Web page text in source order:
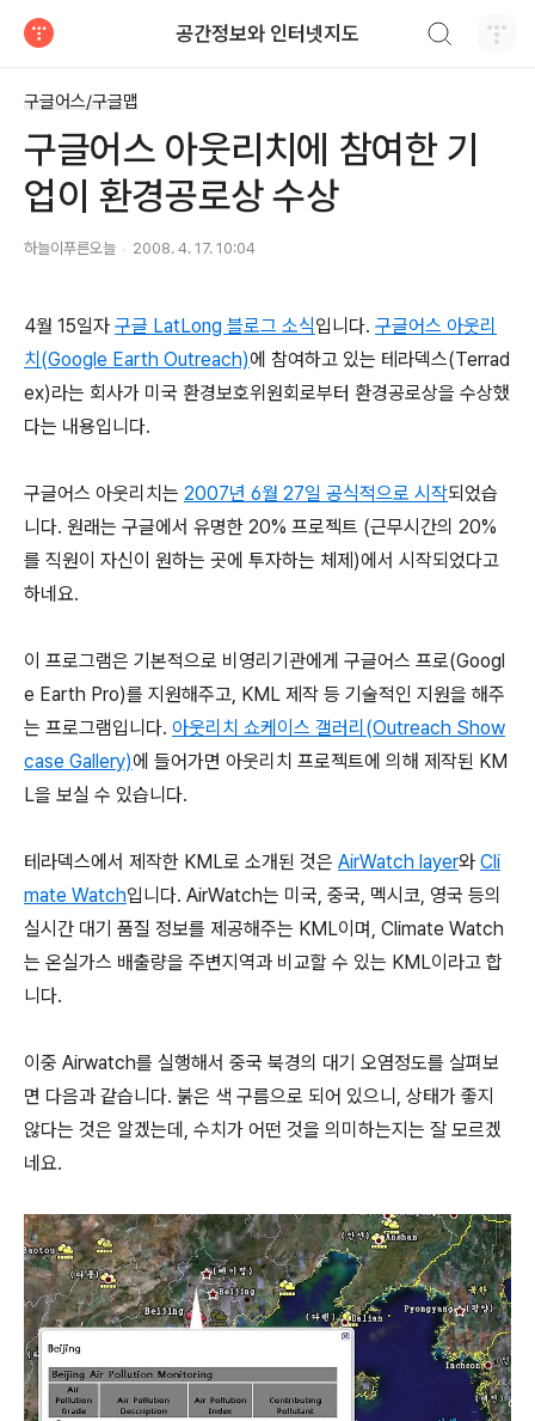
공간정보와 인터넷지도
구글어스/구글맵
구글어스 아웃리치에 참여한 기
업이 환경공로상 수상
하늘이푸른오늘 2008. 4. 17. 10:04
4월 15일자 구글 LatLong 블로그 소식입니다. 구글어스 아웃리
치(Google Earth Outreach)에 참여하고 있는 테라덱스(Terrad
ex)라는 회사가 미국 환경보호위원회로부터 환경공로상을 수상했
다는 내용입니다.
구글어스 아웃리치는 2007년 6월 27일 공식적으로 시작되었습
니다. 원래는 구글에서 유명한 20% 프로젝트 (근무시간의 20%
를 직원이 자신이 원하는 곳에 투자하는 체제)에서 시작되었다고
하네요.
이 프로그램은 기본적으로 비영리기관에게 구글어스 프로(Googl
e Earth Pro)를 지원해주고, KML 제작 등 기술적인 지원을 해주
는 프로그램입니다. 아웃리치 쇼케이스 갤러리(Outreach Show
case Gallery)에 들어가면 아웃리치 프로젝트에 의해 제작된 KM
L을 보실 수 있습니다.
테라덱스에서 제작한 KML로 소개된 것은 AirWatch layer와 Cli
mate Watch입니다. AirWatch는 미국, 중국, 멕시코, 영국 등의
실시간 대기 품질 정보를 제공해주는 KML이며, Climate Watch
는 온실가스 배출량을 주변지역과 비교할 수 있는 KML이라고 합
니다.
이중 Airwatch를 실행해서 중국 북경의 대기 오염정도를 살펴보
면 다음과 같습니다. 붉은 색 구름으로 되어 있으니, 상태가 좋지
않다는 것은 알겠는데, 수치가 어떤 것을 의미하는지는 잘 모르겠
네요.